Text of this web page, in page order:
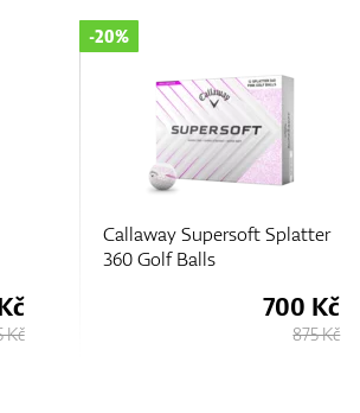
Kč
Callaway Supersoft (2025)
Golf Balls
-20%
700 Kč
875 Kč